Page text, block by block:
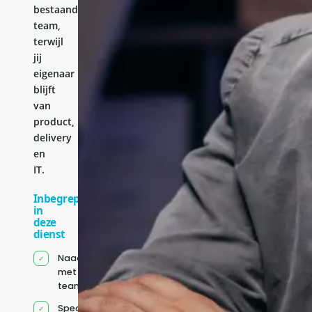
bestaande
team,
terwijl
jij
eigenaar
blijft
van
product,
delivery
en
IT.
Inbegrepen
in
deze
dienst
Naadloze integratie
met jouw bestaande
team
Specifiek voor jou